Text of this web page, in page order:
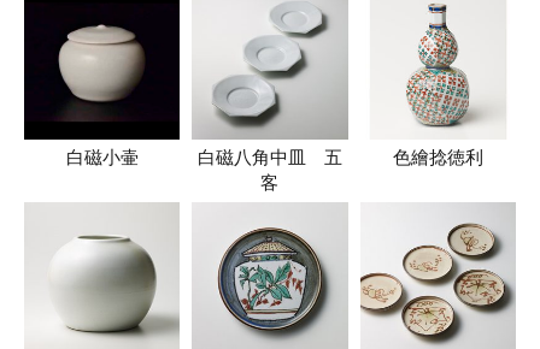
白磁小壷
白磁八角中皿 五
客
色繪捻徳利